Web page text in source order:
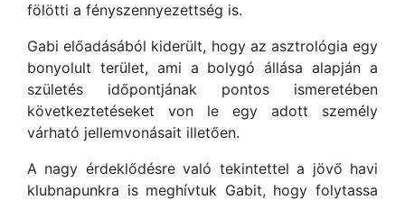
fölötti a fényszennyezettség is.
Gabi előadásából kiderült, hogy az asztrológia egy
bonyolult terület, ami a bolygó állása alapján a
születés időpontjának pontos ismeretében
következtetéseket von le egy adott személy
várható jellemvonásait illetően.
A nagy érdeklődésre való tekintettel a jövő havi
klubnapunkra is meghívtuk Gabit, hogy folytassa